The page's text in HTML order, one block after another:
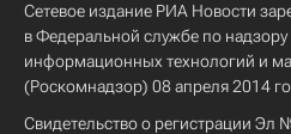
Сетевое издание РИА Новости
в Федеральной службе по надзору
информационных технологий и
(Роскомнадзор) 08 апреля 2014
Свидетельство о регистрации